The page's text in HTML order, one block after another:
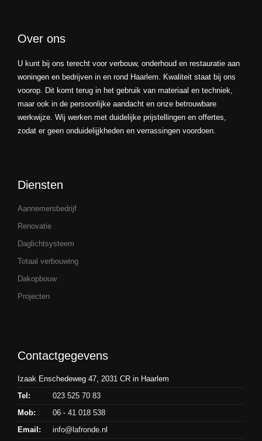
Over ons
U kunt bij ons terecht voor verbouw, onderhoud en restauratie aan
woningen en bedrijven in en rond Haarlem. Kwaliteit staat bij ons
voorop. Dit komt terug in het gebruik van materiaal en techniek,
maar ook in de persoonlijke aandacht en onze betrouwbare
werkwijze. Wij werken met duidelijke prijstellingen en offertes,
zodat er geen onduidelijjkheden en verrassingen voordoen.
Diensten
Aannemersbedrijf
Renovatie
Daglichtsysteem
Totaal verbouwing
Dakopbouw
Projecten
Contactgegevens
Izaak Enschedeweg 47, 2031 CR in Haarlem
Tel:
023 525 70 83
Mob:
06 - 41 018 538
Email:
info@lafronde.nl